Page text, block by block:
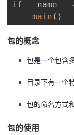
if __name__
main ( )
包的概念
包是一个包含
目录下有一个
包的命名方式
包的使用